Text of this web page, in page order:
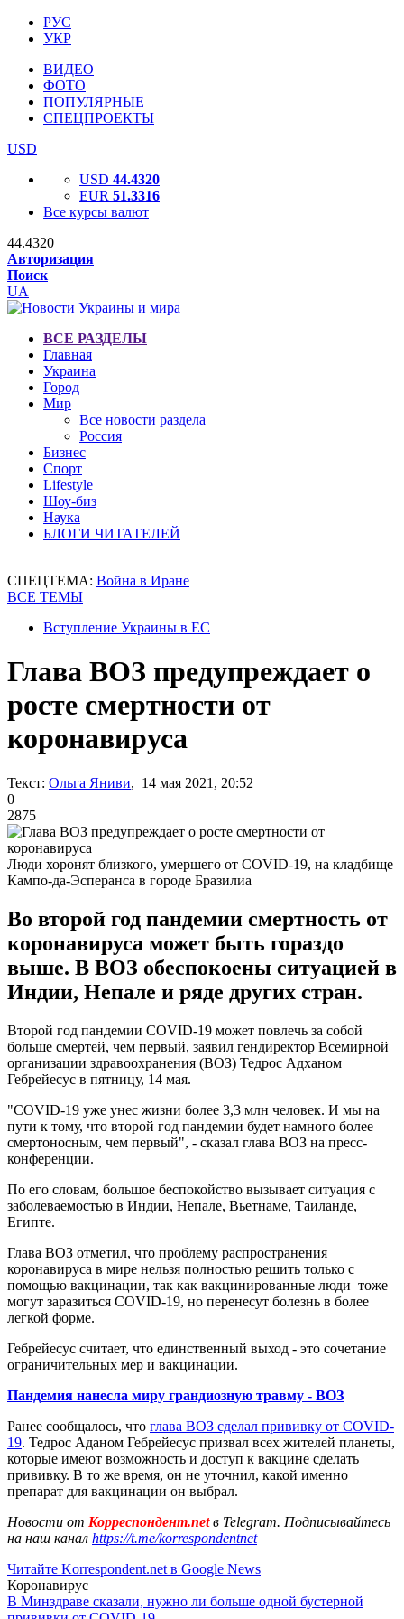
РУС
УКР
ВИДЕО
ФОТО
ПОПУЛЯРНЫЕ
СПЕЦПРОЕКТЫ
USD
USD 44.4320
EUR 51.3316
Все курсы валют
44.4320
Авторизация
Поиск
UA
ВСЕ РАЗДЕЛЫ
Главная
Украина
Город
Мир
Все новости раздела
Россия
Бизнес
Спорт
Lifestyle
Шоу-биз
Наука
БЛОГИ ЧИТАТЕЛЕЙ
СПЕЦТЕМА: Война в Иране
ВСЕ ТЕМЫ
Вступление Украины в ЕС
Глава ВОЗ предупреждает о
росте смертности от
коронавируса
Текст: Ольга Яниви, 14 мая 2021, 20:52
0
2875
Люди хоронят близкого, умершего от COVID-19, на кладбище
Кампо-да-Эсперанса в городе Бразилиа
Во второй год пандемии смертность от
коронавируса может быть гораздо
выше. В ВОЗ обеспокоены ситуацией в
Индии, Непале и ряде других стран.
Второй год пандемии COVID-19 может повлечь за собой
больше смертей, чем первый, заявил гендиректор Всемирной
организации здравоохранения (ВОЗ) Тедрос Адханом
Гебрейесус в пятницу, 14 мая.
"COVID-19 уже унес жизни более 3,3 млн человек. И мы на
пути к тому, что второй год пандемии будет намного более
смертоносным, чем первый", - сказал глава ВОЗ на пресс-
конференции.
По его словам, большое беспокойство вызывает ситуация с
заболеваемостью в Индии, Непале, Вьетнаме, Таиланде,
Египте.
Глава ВОЗ отметил, что проблему распространения
коронавируса в мире нельзя полностью решить только с
помощью вакцинации, так как вакцинированные люди тоже
могут заразиться COVID-19, но перенесут болезнь в более
легкой форме.
Гебрейесус считает, что единственный выход - это сочетание
ограничительных мер и вакцинации.
Пандемия нанесла миру грандиозную травму - ВОЗ
Ранее сообщалось, что глава ВОЗ сделал прививку от COVID-
19. Тедрос Аданом Гебрейесус призвал всех жителей планеты,
которые имеют возможность и доступ к вакцине сделать
прививку. В то же время, он не уточнил, какой именно
препарат для вакцинации он выбрал.
Новости от Корреспондент.netв Telegram. Подписывайтесь
на наш канал https://t.me/korrespondentnet
Читайте Korrespondent.net в Google News
Коронавирус
В Минздраве сказали, нужно ли больше одной бустерной